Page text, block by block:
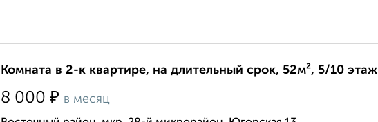
Комната в 2-к квартире, на длительный срок, 52м², 5/10 этаж
8 000 ₽ в месяц